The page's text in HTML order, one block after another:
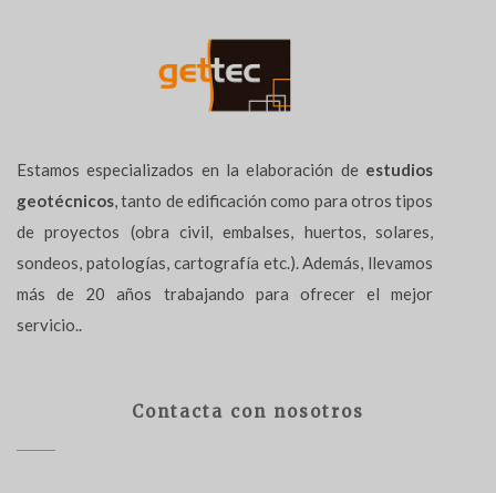
Estamos especializados en la elaboración de estudios
geotécnicos, tanto de edificación como para otros tipos
de proyectos (obra civil, embalses, huertos, solares,
sondeos, patologías, cartografía etc.). Además, llevamos
más de 20 años trabajando para ofrecer el mejor
servicio..
Contacta con nosotros